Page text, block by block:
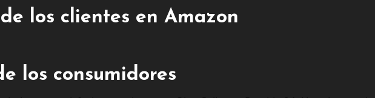
los clientes en Amazon
los consumidores